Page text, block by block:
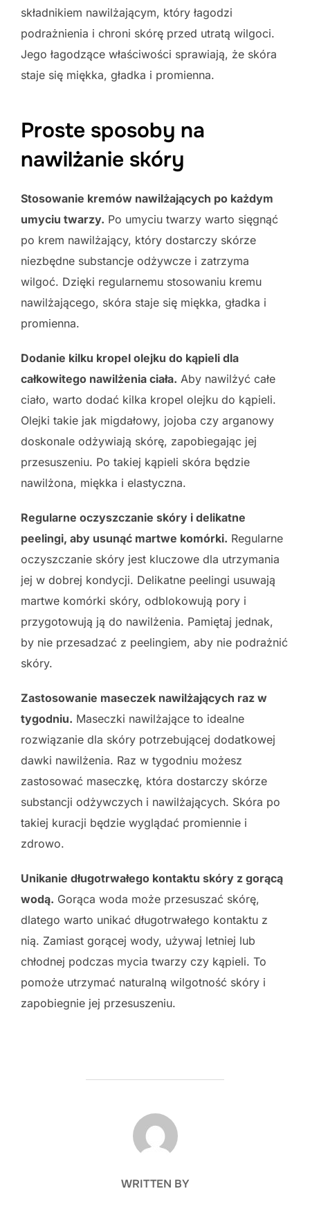
składnikiem nawilżającym, który łagodzi
podrażnienia i chroni skórę przed utratą wilgoci.
Jego łagodzące właściwości sprawiają, że skóra
staje się miękka, gładka i promienna.
Proste sposoby na
nawilżanie skóry
Stosowanie kremów nawilżających po każdym
umyciu twarzy. Po umyciu twarzy warto sięgnąć
po krem nawilżający, który dostarczy skórze
niezbędne substancje odżywcze i zatrzyma
wilgoć. Dzięki regularnemu stosowaniu kremu
nawilżającego, skóra staje się miękka, gładka i
promienna.
Dodanie kilku kropel olejku do kąpieli dla
całkowitego nawilżenia ciała. Aby nawilżyć całe
ciało, warto dodać kilka kropel olejku do kąpieli.
Olejki takie jak migdałowy, jojoba czy arganowy
doskonale odżywiają skórę, zapobiegając jej
przesuszeniu. Po takiej kąpieli skóra będzie
nawilżona, miękka i elastyczna.
Regularne oczyszczanie skóry i delikatne
peelingi, aby usunąć martwe komórki. Regularne
oczyszczanie skóry jest kluczowe dla utrzymania
jej w dobrej kondycji. Delikatne peelingi usuwają
martwe komórki skóry, odblokowują pory i
przygotowują ją do nawilżenia. Pamiętaj jednak,
by nie przesadzać z peelingiem, aby nie podrażnić
skóry.
Zastosowanie maseczek nawilżających raz w
tygodniu. Maseczki nawilżające to idealne
rozwiązanie dla skóry potrzebującej dodatkowej
dawki nawilżenia. Raz w tygodniu możesz
zastosować maseczkę, która dostarczy skórze
substancji odżywczych i nawilżających. Skóra po
takiej kuracji będzie wyglądać promiennie i
zdrowo.
Unikanie długotrwałego kontaktu skóry z gorącą
wodą. Gorąca woda może przesuszać skórę,
dlatego warto unikać długotrwałego kontaktu z
nią. Zamiast gorącej wody, używaj letniej lub
chłodnej podczas mycia twarzy czy kąpieli. To
pomoże utrzymać naturalną wilgotność skóry i
zapobiegnie jej przesuszeniu.
POST AUTHOR
WRITTEN BY